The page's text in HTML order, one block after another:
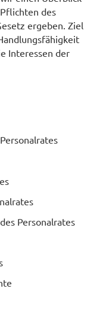
des
ergeben. Ziel
Interessen der
Personalrates